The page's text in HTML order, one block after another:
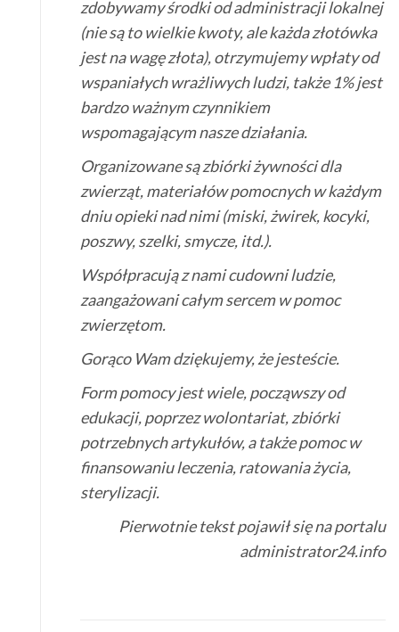
zdobywamy środki od administracji lokalnej
(nie są to wielkie kwoty, ale każda złotówka
jest na wagę złota), otrzymujemy wpłaty od
wspaniałych wrażliwych ludzi, także 1% jest
bardzo ważnym czynnikiem
wspomagającym nasze działania.
Organizowane są zbiórki żywności dla
zwierząt, materiałów pomocnych w każdym
dniu opieki nad nimi (miski, żwirek, kocyki,
poszwy, szelki, smycze, itd.).
Współpracują z nami cudowni ludzie,
zaangażowani całym sercem w pomoc
zwierzętom.
Gorąco Wam dziękujemy, że jesteście.
Form pomocy jest wiele, począwszy od
edukacji, poprzez wolontariat, zbiórki
potrzebnych artykułów, a także pomoc w
finansowaniu leczenia, ratowania życia,
sterylizacji.
Pierwotnie tekst pojawił się na portalu
administrator24.info